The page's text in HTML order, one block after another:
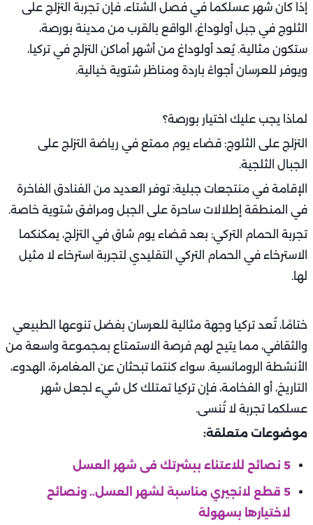
إذا كان شهر عسلكما في فصل الشتاء، فإن تجربة التزلج على
الثلوج في جبل أولوداغ، الواقع بالقرب من مدينة بورصة،
ستكون مثالية. يُعد أولوداغ من أشهر أماكن التزلج في تركيا،
ويوفر للعرسان أجواءً باردة ومناظر شتوية خيالية.
لماذا يجب عليك اختيار بورصة؟
التزلج على الثلوج: قضاء يوم ممتع في رياضة التزلج على
الجبال الثلجية.
الإقامة في منتجعات جبلية: توفر العديد من الفنادق الفاخرة
في المنطقة إطلالات ساحرة على الجبل ومرافق شتوية خاصة.
تجربة الحمام التركي: بعد قضاء يوم شاق في التزلج، يمكنكما
الاسترخاء في الحمام التركي التقليدي لتجربة استرخاء لا مثيل
لها.
ختامًا، تُعد تركيا وجهة مثالية للعرسان بفضل تنوعها الطبيعي
والثقافي، مما يتيح لهم فرصة الاستمتاع بمجموعة واسعة من
الأنشطة الرومانسية. سواء كنتما تبحثان عن المغامرة، الهدوء،
التاريخ، أو الفخامة، فإن تركيا تمتلك كل شيء لجعل شهر
عسلكما تجربة لا تُنسى.
موضوعات متعلقة:
5 نصائح للاعتناء ببشرتك فى شهر العسل
5 قطع لانجيري مناسبة لشهر العسل.. ونصائح
لاختيارها بسهولة